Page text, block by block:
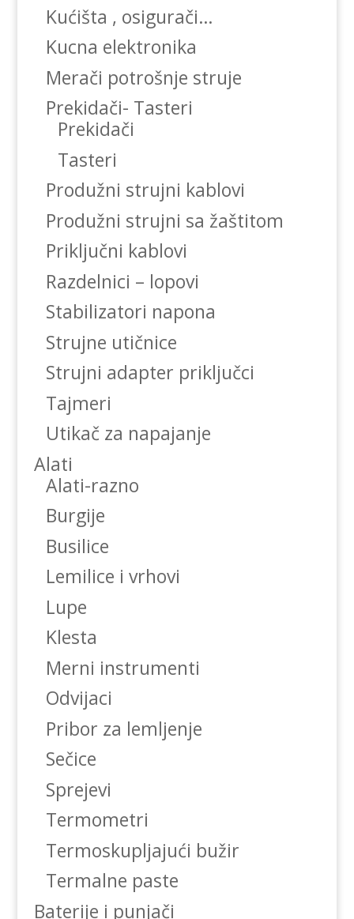
Kućišta , osigurači…
Kucna elektronika
Merači potrošnje struje
Prekidači- Tasteri
Prekidači
Tasteri
Produžni strujni kablovi
Produžni strujni sa žaštitom
Priključni kablovi
Razdelnici – lopovi
Stabilizatori napona
Strujne utičnice
Strujni adapter priključci
Tajmeri
Utikač za napajanje
Alati
Alati-razno
Burgije
Busilice
Lemilice i vrhovi
Lupe
Klesta
Merni instrumenti
Odvijaci
Pribor za lemljenje
Sečice
Sprejevi
Termometri
Termoskupljajući bužir
Termalne paste
Baterije i punjači